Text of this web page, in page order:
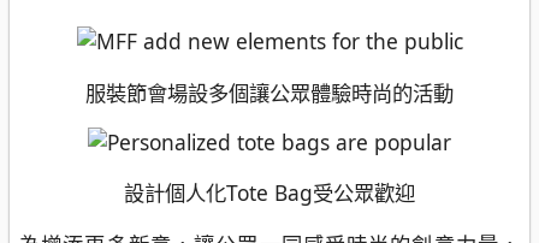
服裝節會場設多個讓公眾體驗時尚的活動
設計個人化Tote Bag受公眾歡迎